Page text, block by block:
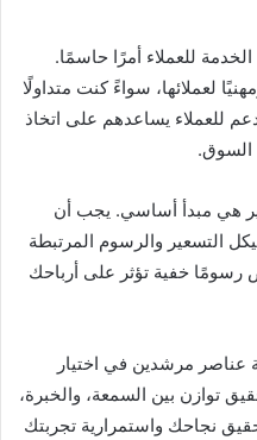
للعملاء أمرًا حاسمًا.
لعملائها، سواءً كنت متداولًا
للعملاء يساعدهم على اتخاذ
السوق.
هي مبدأ أساسي. يجب أن
التسعير والرسوم المرتبطة
رسومًا خفية تؤثر على أرباحك
عناصر مرشدين في اختيار
توازن بين السمعة، والخبرة،
نجاحك واستمرارية تجربتك